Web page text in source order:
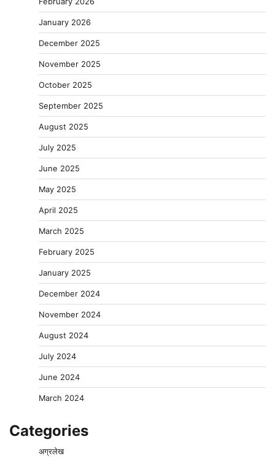
January 2026
December 2025
November 2025
October 2025
September 2025
August 2025
July 2025
June 2025
May 2025
April 2025
March 2025
February 2025
January 2025
December 2024
November 2024
August 2024
July 2024
June 2024
March 2024
Categories
अग्रलेख